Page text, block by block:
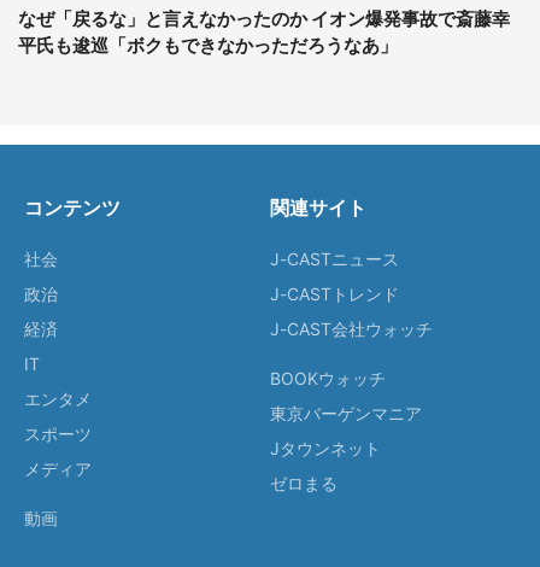
なぜ「戻るな」と言えなかったのか イオン爆発事故で斎藤幸
平氏も逡巡「ボクもできなかっただろうなあ」
コンテンツ
社会
政治
経済
IT
エンタメ
スポーツ
メディア
動画
関連サイト
J-CASTニュース
J-CASTトレンド
J-CAST会社ウォッチ
BOOKウォッチ
東京バーゲンマニア
Jタウンネット
ゼロまる